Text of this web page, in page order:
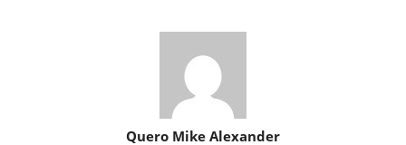
Quero Mike Alexander